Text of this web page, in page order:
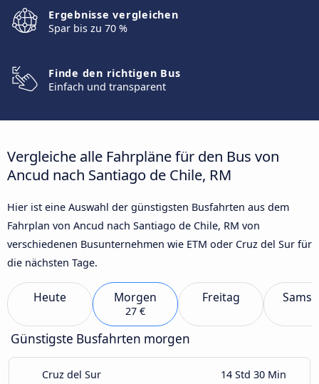
Ergebnisse vergleichen
Spar bis zu 70 %
Finde den richtigen Bus
Einfach und transparent
Vergleiche alle Fahrpläne für den Bus von
Ancud nach Santiago de Chile, RM
Hier ist eine Auswahl der günstigsten Busfahrten aus dem
Fahrplan von Ancud nach Santiago de Chile, RM von
verschiedenen Busunternehmen wie ETM oder Cruz del Sur für
die nächsten Tage.
Heute Morgen
27 €
Freitag
Günstigste Busfahrten morgen
Cruz del Sur 14 Std 30 Min